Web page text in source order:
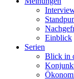
Einblick
Serien
Blick in